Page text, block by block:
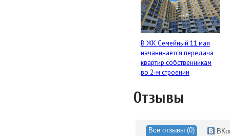
В ЖК Семейный 11 мая
начанинается передача
квартир собственникам
во 2-м строении
Отзывы
Все отзывы (0)